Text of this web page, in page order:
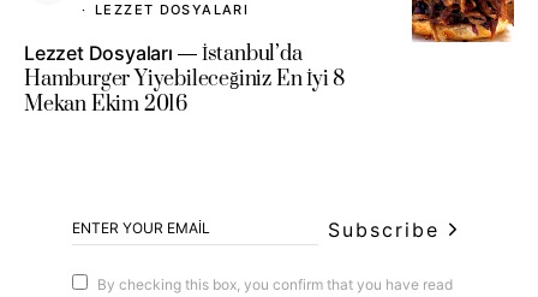
LEZZET DOSYALARI
Lezzet Dosyaları
İstanbul’da
Hamburger Yiyebileceğiniz En İyi 8
Mekan Ekim 2016
Subscribe
By checking this box, you confirm that you have read